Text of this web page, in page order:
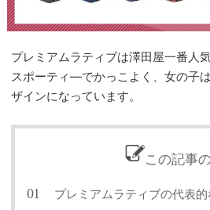
プレミアムラティブは澤田屋一番人
スポーティ―でかっこよく、女の子
ザインになっています。
この記事
プレミアムラティブの代表